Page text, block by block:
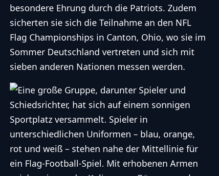
besondere Ehrung durch die Patriots. Zudem
sicherten sie sich die Teilnahme an den NFL
Flag Championships in Canton, Ohio, wo sie im
Sommer Deutschland vertreten und sich mit
sieben anderen Nationen messen werden.